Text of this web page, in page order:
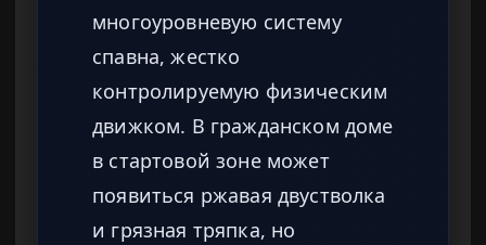
многоуровневую систему
спавна, жестко
контролируемую физическим
движком. В гражданском доме
в стартовой зоне может
появиться ржавая двустволка
и грязная тряпка, но